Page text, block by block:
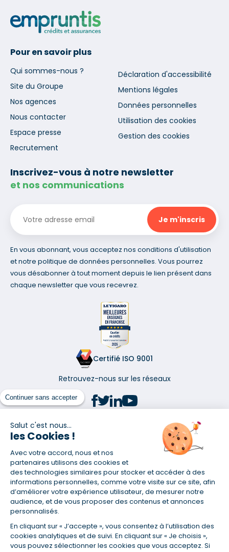
Continuer sans accepter
Salut c'est nous...
les Cookies !
Avec votre accord, nous et nos
partenaires utilisons des cookies et
des technologies similaires pour stocker et accéder à des
informations personnelles, comme votre visite sur ce site, afin
d’améliorer votre expérience utilisateur, de mesurer notre
audience, et de vous proposer des contenus et annonces
personnalisés.
En cliquant sur « J’accepte », vous consentez à l’utilisation des
cookies analytiques et de suivi. En cliquant sur « Je choisis »,
vous pouvez sélectionner les cookies que vous acceptez. Si
Pour en savoir plus
Qui sommes-nous ?
Site du Groupe
Nos agences
Nous contacter
Espace presse
Recrutement
Déclaration d'accessibilité
Mentions légales
Données personnelles
Utilisation des cookies
Gestion des cookies
Inscrivez-vous à notre newsletter
et nos communications
En vous abonnant, vous acceptez nos conditions d'utilisation
et notre politique de données personnelles. Vous pourrez
vous désabonner à tout moment depuis le lien présent dans
chaque newsletter que vous recevrez.
Certifié ISO 9001
Retrouvez-nous sur les réseaux
(1) Taux fixe national hors assurance et selon votre profil
(2) Économie de 65 % pour l'assurance d'un prêt amortissable de 330
457,23 € à 0,90 % sur 19,5 ans, accordé à un salarié non cadre assuré à
100 % (décès, PTIA, IPP, ITT, IPP) âgé de 36 ans fumeur et une personne
salariée non cadre assurée à 100 % (décès, PTIA, IPP, ITT, IPP) âgée de 35
ans et non-fumeur, tous deux sans risque médical connu. Au
14/07/2019, coût de l'assurance proposée par la banque 179,08 €/mois
en moyenne contre 64,60 €/mois en moyenne au 14/07/2022 avec
Empruntis.com (TAEA : 0,44 %, coût total de l'assurance : 15 117,65 €).
(3) Taux minimum pour un crédit consommation d'un montant fixé entre
5 000 et 20 000 euros, selon profil et durée.
(4) La diminution du montant des mensualités entraîne l'allongement